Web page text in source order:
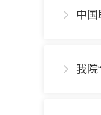
 中国
 我院